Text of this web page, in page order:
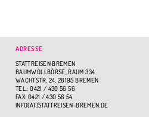
ADRESSE
STATTREISEN BREMEN
BAUMWOLLBÖRSE, RAUM 334
WACHTSTR. 24, 28195 BREMEN
TEL.: 0421 / 430 56 56
FAX: 0421 / 430 56 54
INFO(AT)STATTREISEN-BREMEN.DE